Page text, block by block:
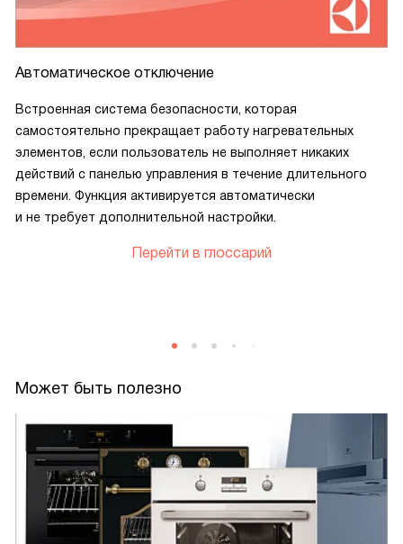
Автоматическое отключение
Встроенная система безопасности, которая
самостоятельно прекращает работу нагревательных
элементов, если пользователь не выполняет никаких
действий с панелью управления в течение длительного
времени. Функция активируется автоматически
и не требует дополнительной настройки.
Перейти в глоссарий
Может быть полезно